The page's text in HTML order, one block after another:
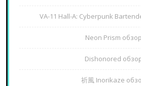
VA-11 Hall-A: Cyberpunk
Neon Prism обзор
Dishonored
祈風 Inorikaze